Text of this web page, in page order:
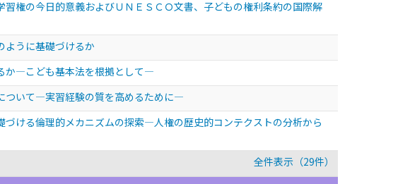
権の今日的意義およびＵＮＥＳＣＯ文書、子どもの権利条約の国際解
ように基礎づけるか
か―こども基本法を根拠として―
ついて―実習経験の質を高めるために―
ける倫理的メカニズムの探索―人権の歴史的コンテクストの分析から
全件表示（29件）